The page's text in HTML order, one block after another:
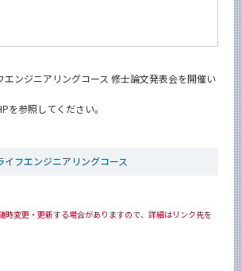
ンジニアリングコース 修士論文発表会を開催い
を参照してください。
イフエンジニアリングコース
時変更・更新する場合がありますので、詳細はリンク先を
サイト構成